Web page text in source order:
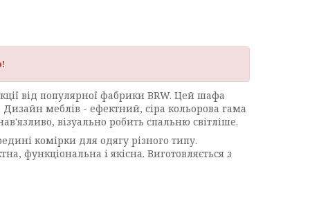
від популярної фабрики BRW. Цей шафа
меблів - ефектний, сіра кольорова гама
візуально робить спальню світліше.
комірки для одягу різного типу.
функціональна і якісна. Виготовляється з